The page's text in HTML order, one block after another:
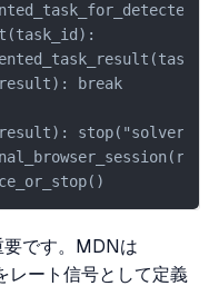
break
要です。MDNは
レート信号として定義